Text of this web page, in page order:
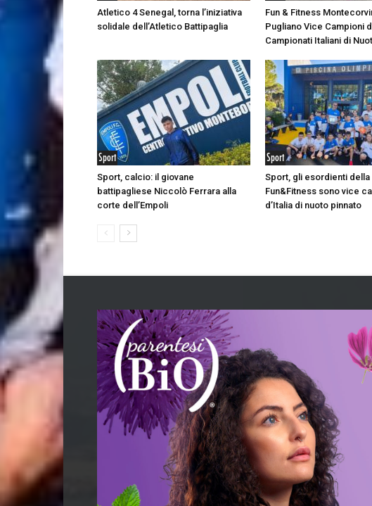
Atletico 4 Senegal, torna l’iniziativa
solidale dell’Atletico Battipaglia
Fun & Fitness
Pugliano Vice Campioni
Campionati Italiani di
Sport
Sport, calcio: il giovane
battipagliese Niccolò Ferrara alla
corte dell’Empoli
Sport
Sport, gli esordienti della
Fun&Fitness sono vice
d’Italia di nuoto pinnato